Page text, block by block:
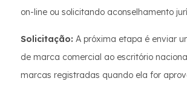
on-line ou solicitando aconselhamento
Solicitação: A próxima etapa é enviar
de marca comercial ao escritório
marcas registradas quando ela for